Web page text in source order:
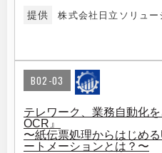
提供 株式会社日立ソリュー
B02-03
テレワーク、業務自動化
OCR』
〜紙伝票処理からはじめ
ートメーションとは？〜